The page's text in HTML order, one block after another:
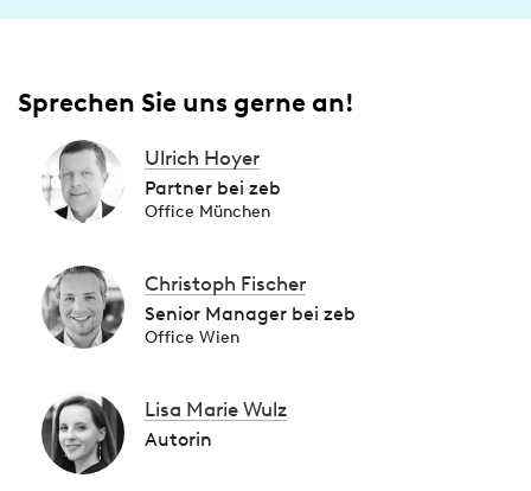
Sprechen Sie uns gerne an!
Ulrich Hoyer
Partner bei zeb
Office München
Christoph Fischer
Senior Manager bei zeb
Office Wien
Lisa Marie Wulz
Autorin